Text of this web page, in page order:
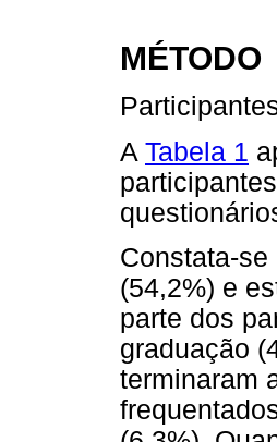
MÉTODO
A Tabela 1
Constata-
(54,2%) e
parte dos
graduação
terminaram